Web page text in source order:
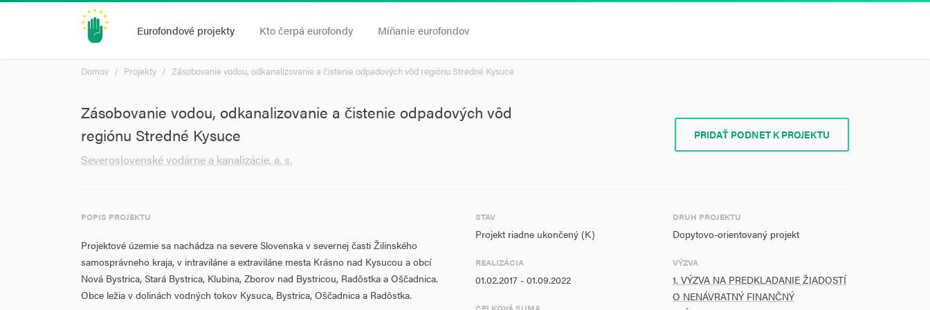
Eurofondové projekty Kto čerpá eurofondy Míňanie eurofondov
Domov Projekty Zásobovanie vodou, odkanalizovanie a čistenie odpadových vôd regiónu Stredné Kysuce
Zásobovanie vodou, odkanalizovanie a čistenie odpadových vôd
regiónu Stredné Kysuce
Severoslovenské vodárne a kanalizácie, a. s.
PRIDAŤ PODNET K PROJEKTU
POPIS PROJEKTU
Projektové územie sa nachádza na severe Slovenska v severnej časti Žilinského
samosprávneho kraja, v intraviláne a extraviláne mesta Krásno nad Kysucou a obcí
Nová Bystrica, Stará Bystrica, Klubina, Zborov nad Bystricou, Radôstka a Oščadnica.
Obce ležia v dolinách vodných tokov Kysuca, Bystrica, Oščadnica a Radôstka.
STAV
Projekt riadne ukončený (K)
REALIZÁCIA
01.02.2017 - 01.09.2022
DRUH PROJEKTU
Dopytovo-orientovaný projekt
VÝZVA
1. VÝZVA NA PREDKLADANIE ŽIADOSTÍ
O NENÁVRATNÝ FINANČNÝ